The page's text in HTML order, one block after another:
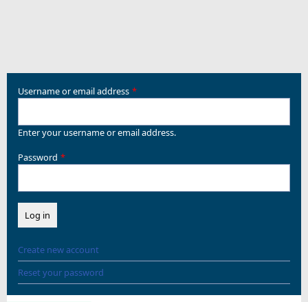
Username or email address
Enter your username or email address.
Password
Create new account
Reset your password